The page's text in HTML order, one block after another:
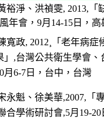
裕淨、洪禎雯, 2013,
年會，9月14-15日，
寬政, 2012¸「老年病
」,台灣公共衛生學會
6-7日，台中，台灣
永魁、徐美華,2007, 「
合學術研討會,5月 19-20